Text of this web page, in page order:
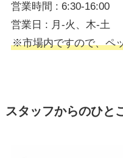
営業時間 : 6:30-16:00
営業日 : 月-火、木-土
※市場内ですので、ペ
スタッフからのひと